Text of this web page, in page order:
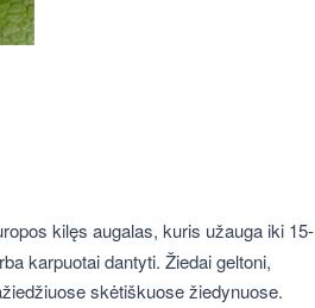
kilęs augalas, kuris užauga iki 15-
karpuotai dantyti. Žiedai geltoni,
skėtiškuose žiedynuose.